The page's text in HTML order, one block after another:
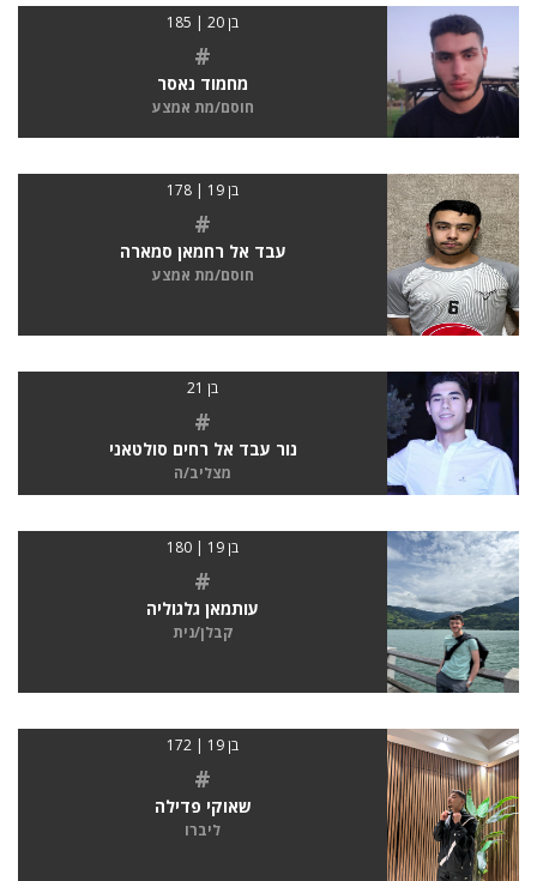
בן 20 | 185
#
מחמוד נאסר
חוסם/מת אמצע
בן 19 | 178
#
עבד אל רחמאן סמארה
חוסם/מת אמצע
בן 21
#
נור עבד אל רחים סולטאני
מצליב/ה
בן 19 | 180
#
עותמאן גלגוליה
קבלן/נית
בן 19 | 172
#
שאוקי פדילה
ליברו